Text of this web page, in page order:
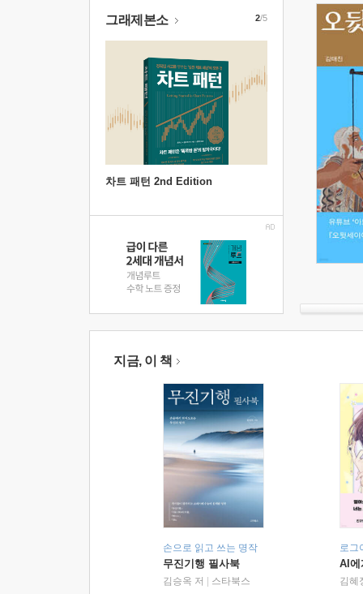
그래제본소
차트 패턴 2nd Edition
2/5
지금, 이 책
손으로 읽고 쓰는 명작
무진기행 필사북
김승옥 저
스타북스
로그
AI에
김혜